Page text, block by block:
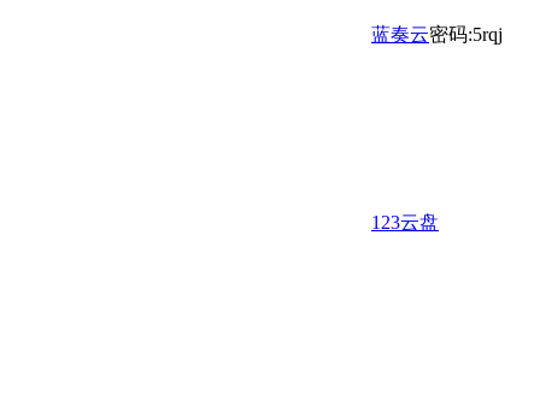
蓝奏云密码:5rqj
123云盘